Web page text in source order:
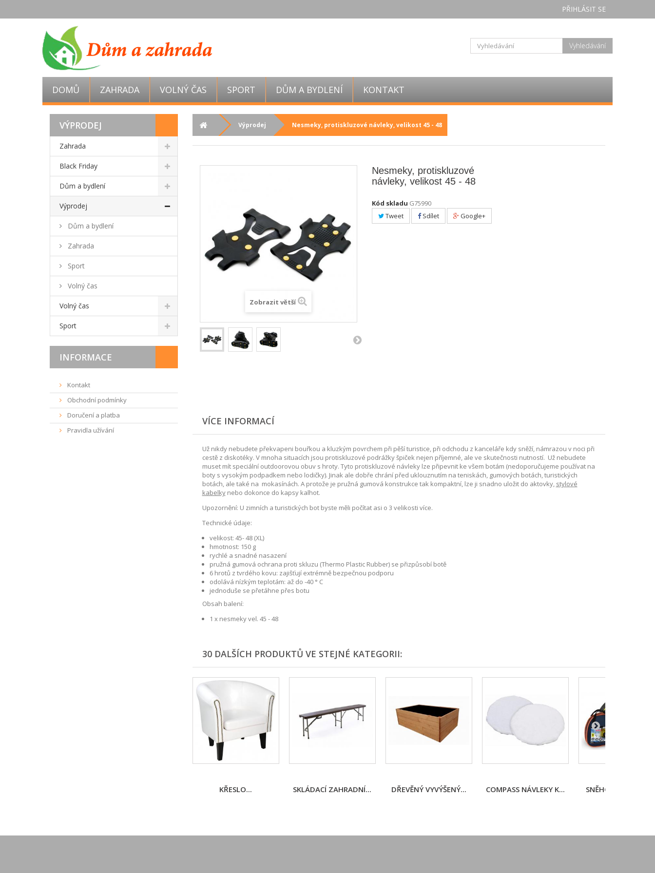
PŘIHLÁSIT SE
Vyhledávání
DOMŮ ZAHRADA VOLNÝ ČAS SPORT DŮM A BYDLENÍ KONTAKT
VÝPRODEJ
Zahrada
Black Friday
Dům a bydlení
Výprodej
Dům a bydlení
Zahrada
Sport
Volný čas
Volný čas
Sport
INFORMACE
Kontakt
Obchodní podmínky
Doručení a platba
Pravidla užívání
Výprodej Nesmeky, protiskluzové návleky, velikost 45 - 48
Zobrazit větší
Nesmeky, protiskluzové
návleky, velikost 45 - 48
Kód skladu G75990
Tweet
Sdílet Google+
VÍCE INFORMACÍ
Už nikdy nebudete překvapeni bouřkou a kluzkým povrchem při pěší turistice, při odchodu z kanceláře kdy sněží, námrazou v noci při
cestě z diskotéky. V mnoha situacích jsou protiskluzové podrážky špiček nejen příjemné, ale ve skutečnosti nutností. Už nebudete
muset mít speciální outdoorovou obuv s hroty. Tyto protiskluzové návleky lze připevnit ke všem botám (nedoporučujeme používat na
boty s vysokým podpadkem nebo lodičky). Jinak ale dobře chrání před uklouznutím na teniskách, gumových botách, turistických
botách, ale také na mokasínách. A protože je pružná gumová konstrukce tak kompaktní, lze ji snadno uložit do aktovky, stylové
kabelkynebo dokonce do kapsy kalhot.
Upozornění: U zimních a turistických bot byste měli počítat asi o 3 velikosti více.
Technické údaje:
velikost: 45- 48 (XL)
hmotnost: 150 g
rychlé a snadné nasazení
pružná gumová ochrana proti skluzu (Thermo Plastic Rubber) se přizpůsobí botě
6 hrotů z tvrdého kovu: zajišťují extrémně bezpečnou podporu
odolává nízkým teplotám: až do -40 ° C
jednoduše se přetáhne přes botu
Obsah balení:
1 x nesmeky vel. 45 - 48
30 DALŠÍCH PRODUKTŮ VE STEJNÉ KATEGORII:
KŘESLO... SKLÁDACÍ ZAHRADNÍ... DŘEVĚNÝ VYVÝŠENÝ... COMPASS NÁVLEKY K... SNĚHOVÉ ŘETĚZY -